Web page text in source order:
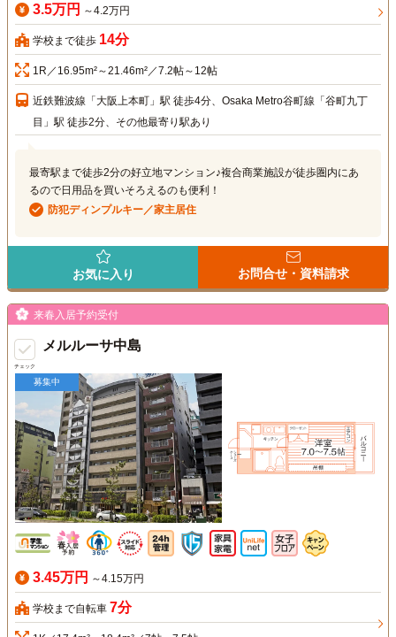
3.5万円 ～4.2万円
学校まで徒歩 14分
1R／16.95m²～21.46m²／7.2帖～12帖
近鉄難波線「大阪上本町」駅 徒歩4分、Osaka Metro谷町線「谷町九丁
目」駅 徒歩2分、その他最寄り駅あり
最寄駅まで徒歩2分の好立地マンション♪複合商業施設が徒歩圏内にあ
るので日用品を買いそろえるのも便利！
防犯ディンプルキー／家主居住
お気に入り お問合せ・資料請求
チェック
来春入居予約受付
メルルーサ中島
募集中
3.45万円 ～4.15万円
学校まで自転車 7分